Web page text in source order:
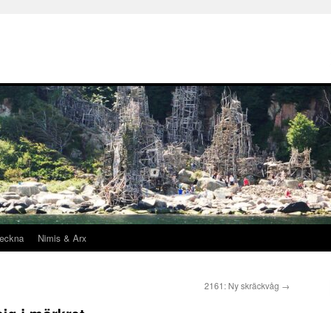
Nimis & Arx
2161: Ny skräckvåg →